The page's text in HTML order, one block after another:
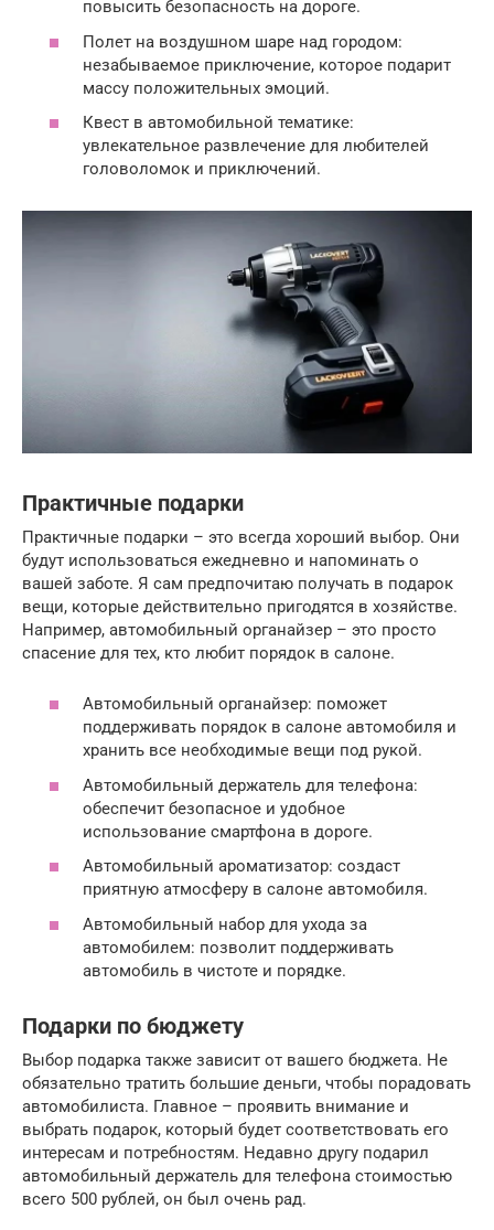
повысить безопасность на дороге.
Полет на воздушном шаре над городом:
незабываемое приключение, которое подарит
массу положительных эмоций.
Квест в автомобильной тематике:
увлекательное развлечение для любителей
головоломок и приключений.
Практичные подарки
Практичные подарки – это всегда хороший выбор. Они
будут использоваться ежедневно и напоминать о
вашей заботе. Я сам предпочитаю получать в подарок
вещи, которые действительно пригодятся в хозяйстве.
Например, автомобильный органайзер – это просто
спасение для тех, кто любит порядок в салоне.
Автомобильный органайзер: поможет
поддерживать порядок в салоне автомобиля и
хранить все необходимые вещи под рукой.
Автомобильный держатель для телефона:
обеспечит безопасное и удобное
использование смартфона в дороге.
Автомобильный ароматизатор: создаст
приятную атмосферу в салоне автомобиля.
Автомобильный набор для ухода за
автомобилем: позволит поддерживать
автомобиль в чистоте и порядке.
Подарки по бюджету
Выбор подарка также зависит от вашего бюджета. Не
обязательно тратить большие деньги, чтобы порадовать
автомобилиста. Главное – проявить внимание и
выбрать подарок, который будет соответствовать его
интересам и потребностям. Недавно другу подарил
автомобильный держатель для телефона стоимостью
всего 500 рублей, он был очень рад.